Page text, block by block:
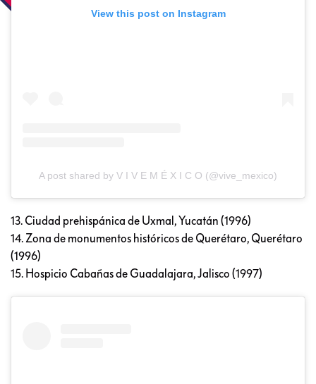
View this post on Instagram
A post shared by V I V E M É X I C O (@vive_mexico)
13. Ciudad prehispánica de Uxmal, Yucatán (1996)
14. Zona de monumentos históricos de Querétaro, Querétaro
(1996)
15. Hospicio Cabañas de Guadalajara, Jalisco (1997)